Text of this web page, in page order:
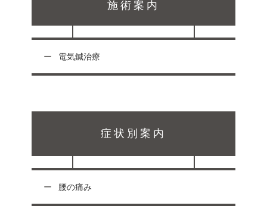
施術案内
電気鍼治療
症状別案内
腰の痛み